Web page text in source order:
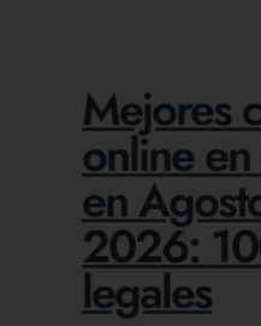
Mejores
online
en
2026:
legales